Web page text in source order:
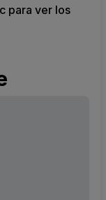
para ver los